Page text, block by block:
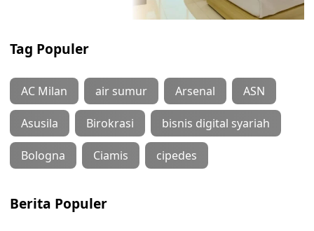
Tag Populer
AC Milan air sumur Arsenal ASN
Asusila Birokrasi bisnis digital syariah
Bologna Ciamis cipedes
Berita Populer